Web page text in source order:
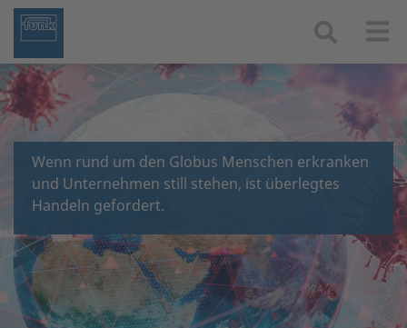
Wenn rund um den Globus Menschen erkranken
und Unternehmen still stehen, ist überlegtes
Handeln gefordert.